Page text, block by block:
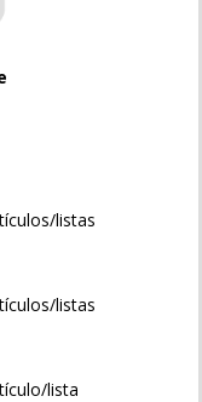
listas
listas
lista